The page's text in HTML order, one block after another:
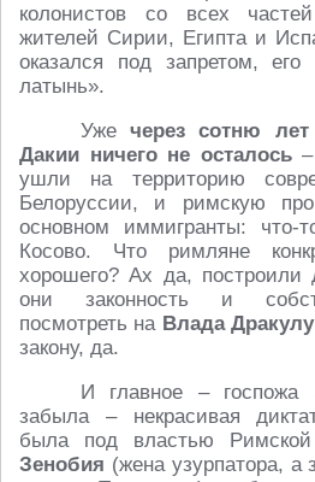
колонистов со всех
жителей Сирии, Египта и
оказался под запретом, его
латынь».
Ужечерез сотню
Дакии ничего не осталось–
ушли на территорию
Белоруссии, и римскую
основном иммигранты: что-
Косово. Что римляне
хорошего? Ах да, построили
они законность и
посмотреть на Влада Дракулу
закону, да.
И главное – госпожа
забыла – некрасивая
была под властью
Зенобия (жена узурпатора, а